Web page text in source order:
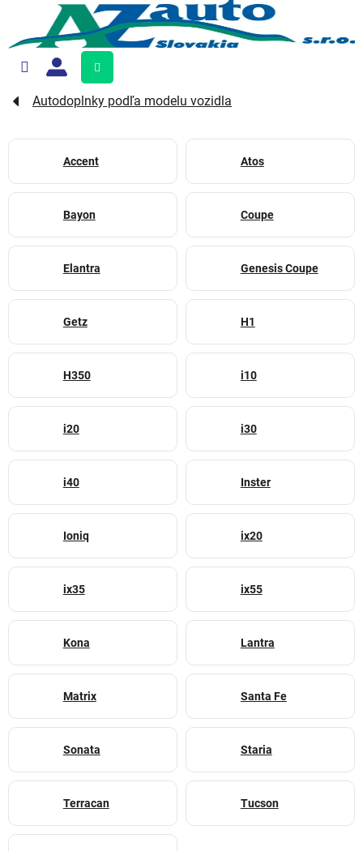
obsah
Nákupný
košík
Autodoplnky podľa modelu vozidla
Accent Atos
Bayon Coupe
Elantra Genesis Coupe
Getz H1
H350 i10
i20 i30
i40 Inster
Ioniq ix20
ix35 ix55
Kona Lantra
Matrix Santa Fe
Sonata Staria
Terracan Tucson